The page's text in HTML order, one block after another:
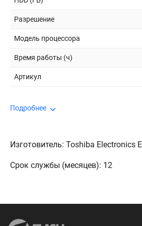
Разрешение
Модель процессора
Время работы (ч)
Артикул
Подробнее
Изготовитель: Toshiba Electronics
Срок службы (месяцев): 12